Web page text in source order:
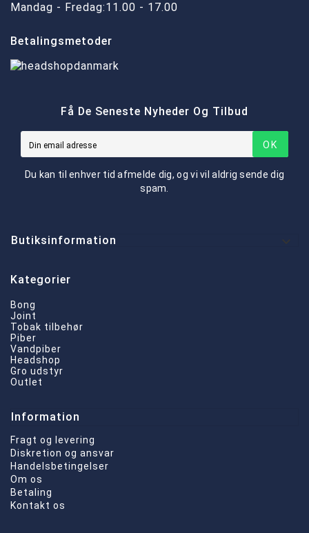
Mandag - Fredag:11.00 - 17.00
Betalingsmetoder
Få De Seneste Nyheder Og Tilbud
OK
Du kan til enhver tid afmelde dig, og vi vil aldrig sende dig
spam.
Butiksinformation
Kategorier
Bong
Joint
Tobak tilbehør
Piber
Vandpiber
Headshop
Gro udstyr
Outlet
Information
Fragt og levering
Diskretion og ansvar
Handelsbetingelser
Om os
Betaling
Kontakt os